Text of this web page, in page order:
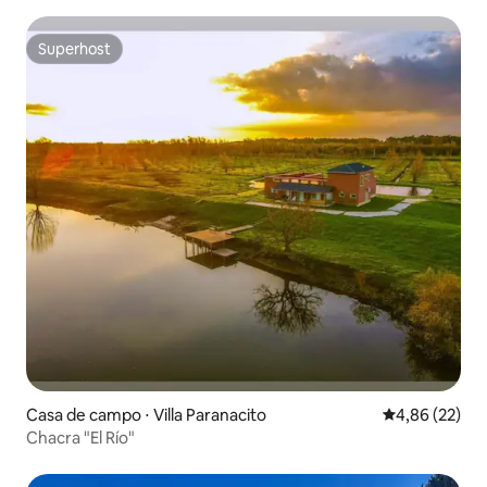
Superhost
Superhost
Casa de campo ⋅ Villa Paranacito 4,86 de uma
4,86 (22)
Chacra "El Río"